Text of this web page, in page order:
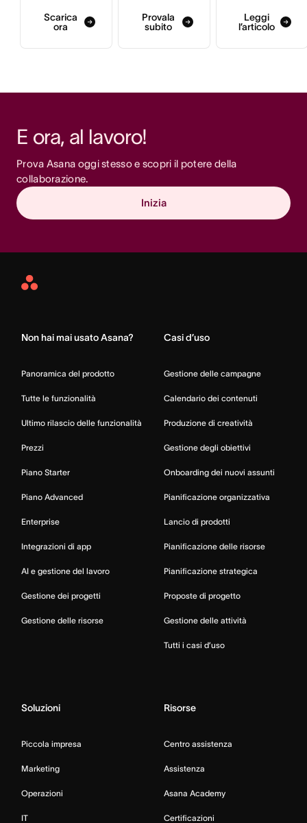
Scarica
ora
Provala
subito
Leggi
l’articolo
E ora, al lavoro!
Prova Asana oggi stesso e scopri il potere della
collaborazione.
Inizia
Asana
Non hai mai usato Asana?
Panoramica del prodotto
Tutte le funzionalità
Ultimo rilascio delle funzionalità
Prezzi
Piano Starter
Piano Advanced
Enterprise
Integrazioni di app
AI e gestione del lavoro
Gestione dei progetti
Gestione delle risorse
Casi d’uso
Gestione delle campagne
Calendario dei contenuti
Produzione di creatività
Gestione degli obiettivi
Onboarding dei nuovi assunti
Pianificazione organizzativa
Lancio di prodotti
Pianificazione delle risorse
Pianificazione strategica
Proposte di progetto
Gestione delle attività
Tutti i casi d’uso
Soluzioni
Piccola impresa
Marketing
Operazioni
IT
Risorse
Centro assistenza
Assistenza
Asana Academy
Certificazioni